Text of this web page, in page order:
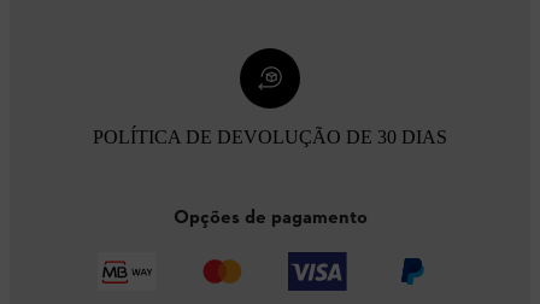
POLÍTICA DE DEVOLUÇÃO DE 30 DIAS
Opções de pagamento